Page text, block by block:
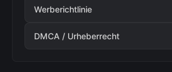
Werberichtlinie
DMCA / Urheberrecht